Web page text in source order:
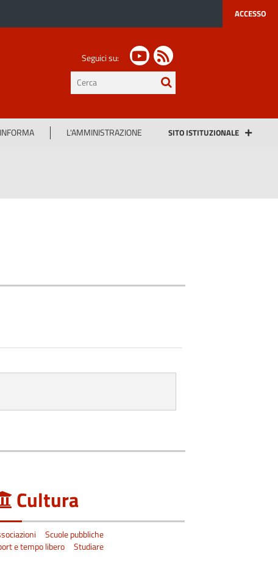
ACCESSO
Seguici su:
testo
da
L'AMMINISTRAZIONE SITO ISTITUZIONALE
Cultura
Scuole pubbliche
e tempo libero
Studiare